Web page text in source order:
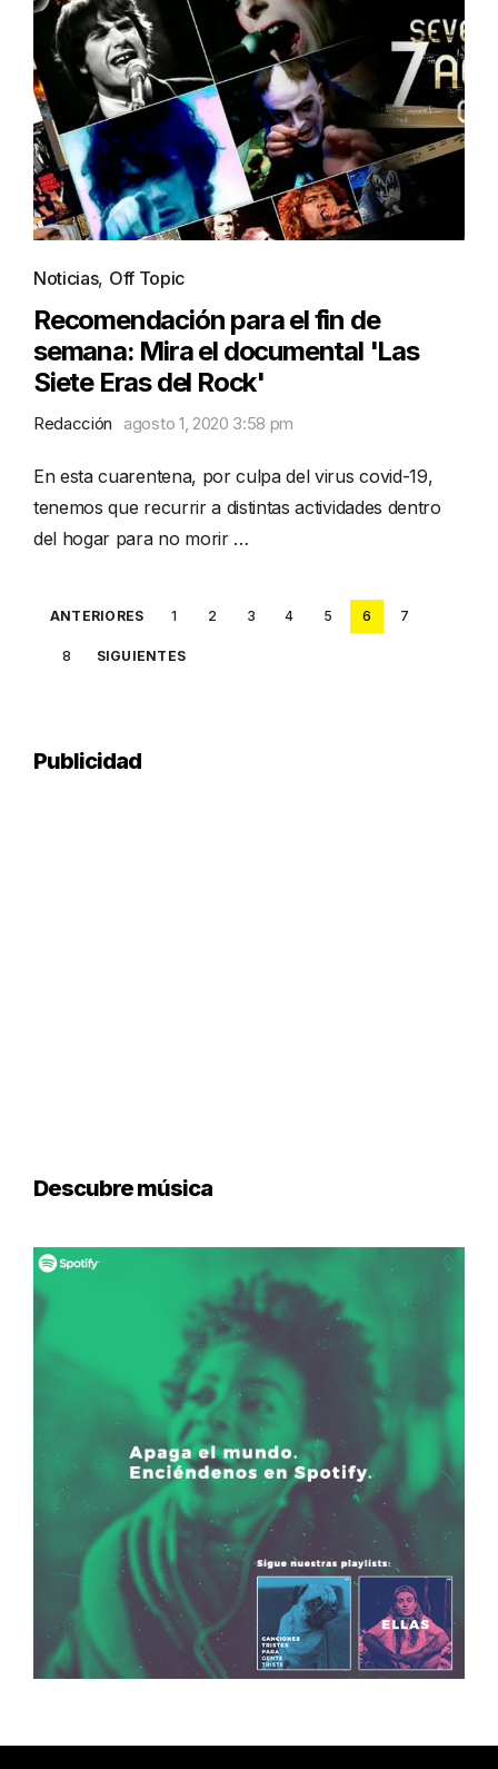
Noticias, Off Topic
Recomendación para el fin de
semana: Mira el documental 'Las
Siete Eras del Rock'
Redacción agosto 1, 2020 3:58 pm
En esta cuarentena, por culpa del virus covid-19,
tenemos que recurrir a distintas actividades dentro
del hogar para no morir …
Posts
pagination
ANTERIORES 1 2 3 4 5 6 7
8 SIGUIENTES
Publicidad
Descubre música